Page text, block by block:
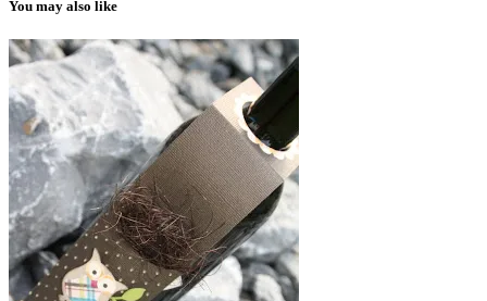
You may also like